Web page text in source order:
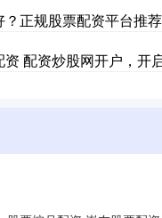
正规股票配资平台推荐
配资炒股网开户，开